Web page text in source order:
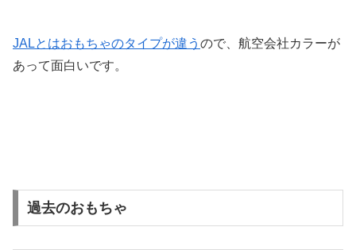
JALとはおもちゃのタイプが違う ので、航空会社カラーが
あって面白いです。
過去のおもちゃ